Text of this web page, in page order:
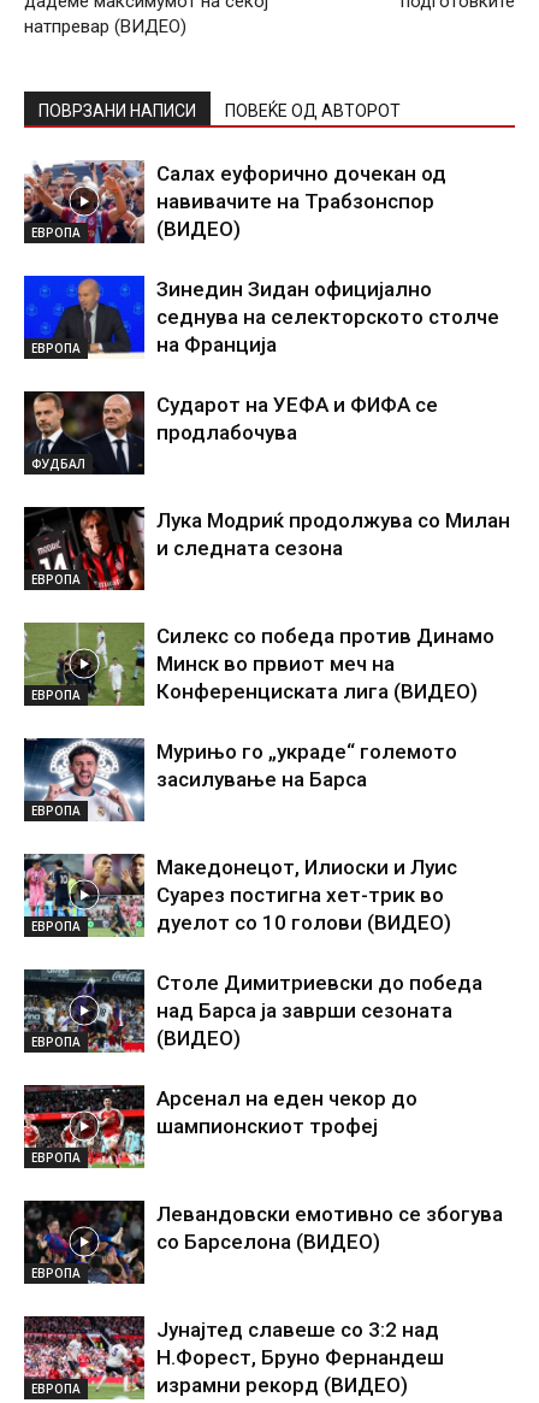
натпревар (ВИДЕО)
ПОВРЗАНИ НАПИСИ ПОВЕЌЕ ОД АВТОРОТ
ЕВРОПА
Салах еуфорично дочекан од
навивачите на Трабзонспор
(ВИДЕО)
ЕВРОПА
Зинедин Зидан официјално
седнува на селекторското столче
на Франција
ФУДБАЛ
Сударот на УЕФА и ФИФА се
продлабочува
ЕВРОПА
Лука Модриќ продолжува со Милан
и следната сезона
ЕВРОПА
Силекс со победа против Динамо
Минск во првиот меч на
Конференциската лига (ВИДЕО)
ЕВРОПА
Мурињо го „украде“ големото
засилување на Барса
ЕВРОПА
Македонецот, Илиоски и Луис
Суарез постигна хет-трик во
дуелот со 10 голови (ВИДЕО)
ЕВРОПА
Столе Димитриевски до победа
над Барса ја заврши сезоната
(ВИДЕО)
ЕВРОПА
Арсенал на еден чекор до
шампионскиот трофеј
ЕВРОПА
Левандовски емотивно се збогува
со Барселона (ВИДЕО)
ЕВРОПА
Јунајтед славеше со 3:2 над
Н.Форест, Бруно Фернандеш
израмни рекорд (ВИДЕО)